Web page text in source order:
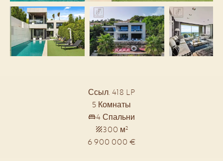
Ссыл. 418 LP
5 Комнаты
4 Спальни
300 м²
6 900 000 €